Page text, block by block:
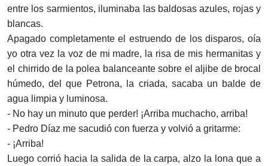
entre los sarmientos, iluminaba las baldosas azules, rojas y
blancas.
Apagado completamente el estruendo de los disparos, oía
yo otra vez la voz de mi madre, la risa de mis hermanitas y
el chirrido de la polea balanceante sobre el aljibe de brocal
húmedo, del que Petrona, la criada, sacaba un balde de
agua limpia y luminosa.
- No hay un minuto que perder! ¡Arriba muchacho, arriba!
- Pedro Díaz me sacudió con fuerza y volvió a gritarme:
- ¡Arriba!
Luego corrió hacia la salida de la carpa, alzo la lona que a